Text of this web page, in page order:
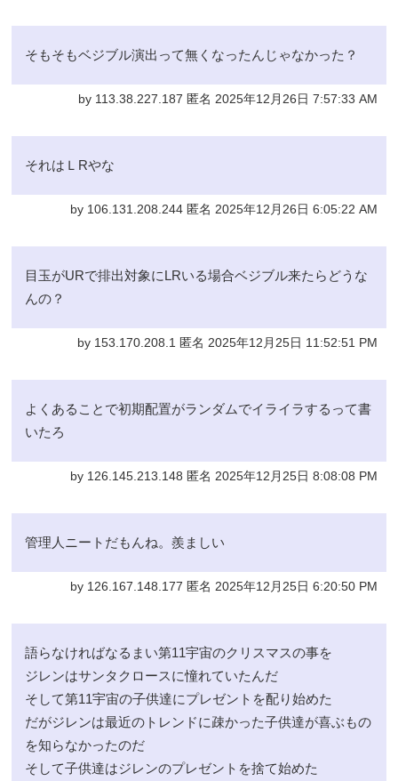
そもそもベジブル演出って無くなったんじゃなかった？
by 113.38.227.187 匿名 2025年12月26日 7:57:33 AM
それはＬRやな
by 106.131.208.244 匿名 2025年12月26日 6:05:22 AM
目玉がURで排出対象にLRいる場合ベジブル来たらどうな
んの？
by 153.170.208.1 匿名 2025年12月25日 11:52:51 PM
よくあることで初期配置がランダムでイライラするって書
いたろ
by 126.145.213.148 匿名 2025年12月25日 8:08:08 PM
管理人ニートだもんね。羨ましい
by 126.167.148.177 匿名 2025年12月25日 6:20:50 PM
語らなければなるまい第11宇宙のクリスマスの事を
ジレンはサンタクロースに憧れていたんだ
そして第11宇宙の子供達にプレゼントを配り始めた
だがジレンは最近のトレンドに疎かった子供達が喜ぶもの
を知らなかったのだ
そして子供達はジレンのプレゼントを捨て始めた